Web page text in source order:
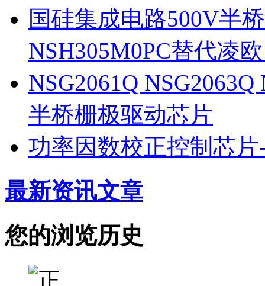
国硅集成电路500V半
NSH305M0PC替代凌
NSG2061Q
半桥栅极驱动芯片
功率因数校正控制芯片
最新资讯文章
您的浏览历史